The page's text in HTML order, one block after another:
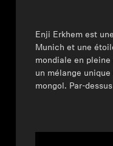
Enji Erkhem est
Munich et une
mondiale en
un mélange
mongol. Par-